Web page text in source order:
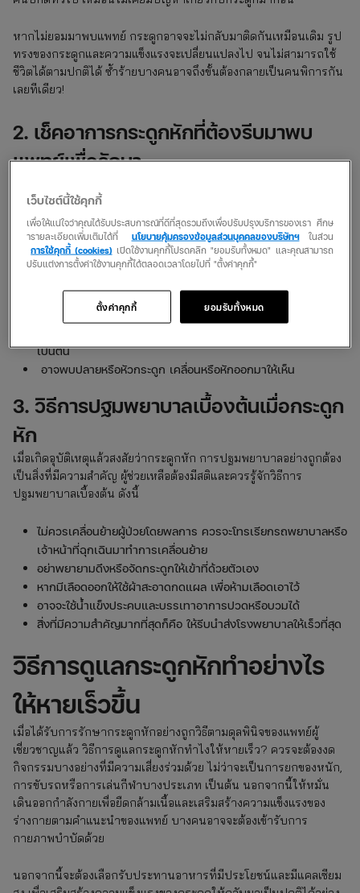
หากไม่ยอมมาพบแพทย์ กระดูกอาจจะไม่กลับมาติดกันเหมือนเดิม รูป
ทรงของกระดูกและความแข็งแรงจะเปลี่ยนแปลงไป จนไม่สามารถใช้
ชีวิตได้ตามปกติได้ ซ้ำร้ายบางคนอาจถึงขั้นต้องกลายเป็นคนพิการกัน
เลยทีเดียว!
2. เช็คอาการกระดูกหักที่ต้องรีบมาพบ
แพทย์เพื่อรักษา
โดยด่วน หากมีอาการเหล่านี้ให้รีบพบแพทย์เพื่อรักษากระดูกทันที!
มีอาการเจ็บปวดหรือบวมบริเวณที่มีกระดูกแตกหักหรือข้อเคลื่อน
เมื่อสีของผิวหนังหรือรูปร่างของอวัยวะนั้นๆ เปลี่ยนแปลงไปจาก
ไม่สามารถที่จะเคลื่อนไหวร่างกายบริเวณที่ได้รับอุบัติเหตุได้หรือ
หากเคลื่อนไหวแล้วเกิดความเจ็บปวดมากๆ รีบพบแพทย์ด่วน!
เป็นต้น
อาจพบปลายหรือหัวกระดูก เคลื่อนหรือหักออกมาให้เห็น
3. วิธีการปฐมพยาบาลเบื้องต้นเมื่อกระดูก
หัก
เมื่อเกิดอุบัติเหตุแล้วสงสัยว่ากระดูกหัก การปฐมพยาบาลอย่างถูกต้อง
เป็นสิ่งที่มีความสำคัญ ผู้ช่วยเหลือต้องมีสติและควรรู้จักวิธีการ
ปฐมพยาบาลเบื้องต้น ดังนี้
ไม่ควรเคลื่อนย้ายผู้ป่วยโดยพลการ ควรจะโทรเรียกรถพยาบาลหรือ
เจ้าหน้าที่ฉุกเฉินมาทำการเคลื่อนย้าย
อย่าพยายามดึงหรือจัดกระดูกให้เข้าที่ด้วยตัวเอง
หากมีเลือดออกให้ใช้ผ้าสะอาดกดแผล เพื่อห้ามเลือดเอาไว้
อาจจะใช้น้ำแข็งประคบและบรรเทาอาการปวดหรือบวมได้
สิ่งที่มีความสำคัญมากที่สุดก็คือ ให้รีบนำส่งโรงพยาบาลให้เร็วที่สุด
วิธีการดูแลกระดูกหักทำอย่างไร
ให้หายเร็วขึ้น
เมื่อได้รับการรักษากระดูกหักอย่างถูกวิธีตามดุลพินิจของแพทย์ผู้
เชี่ยวชาญแล้ว วิธีการดูแลกระดูกหักทําไงให้หายเร็ว? ควรจะต้องงด
กิจกรรมบางอย่างที่มีความเสี่ยงร่วมด้วย ไม่ว่าจะเป็นการยกของหนัก,
การขับรถหรือการเล่นกีฬาบางประเภท เป็นต้น นอกจากนี้ให้หมั่น
เดินออกกำลังกายเพื่อยืดกล้ามเนื้อและเสริมสร้างความแข็งแรงของ
ร่างกายตามคำแนะนำของแพทย์ บางคนอาจจะต้องเข้ารับการ
กายภาพบำบัดด้วย
นอกจากนี้จะต้องเลือกรับประทานอาหารที่มีประโยชน์และมีแคลเซียม
เว็บไซต์นี้ใช้คุกกี้
เพื่อให้แน่ใจว่าคุณได้รับประสบการณ์ที่ดีที่สุดรวมถึงเพื่อปรับปรุงบริการของเรา ศึกษ
ารายละเอียดเพิ่มเติมได้ที่
นโยบายคุ้มครองข้อมูลส่วนบุคคลของบริษัทฯในส่วน
การใช้คุกกี้ (cookies) เปิดใช้งานคุกกี้โปรดคลิก "ยอมรับทั้งหมด" และคุณสามารถ
ปรับแต่งการตั้งค่าใช้งานคุกกี้ได้ตลอดเวลาโดยไปที่ "ตั้งค่าคุกกี้"
ยอมรับทั้งหมด
ตั้งค่าคุกกี้